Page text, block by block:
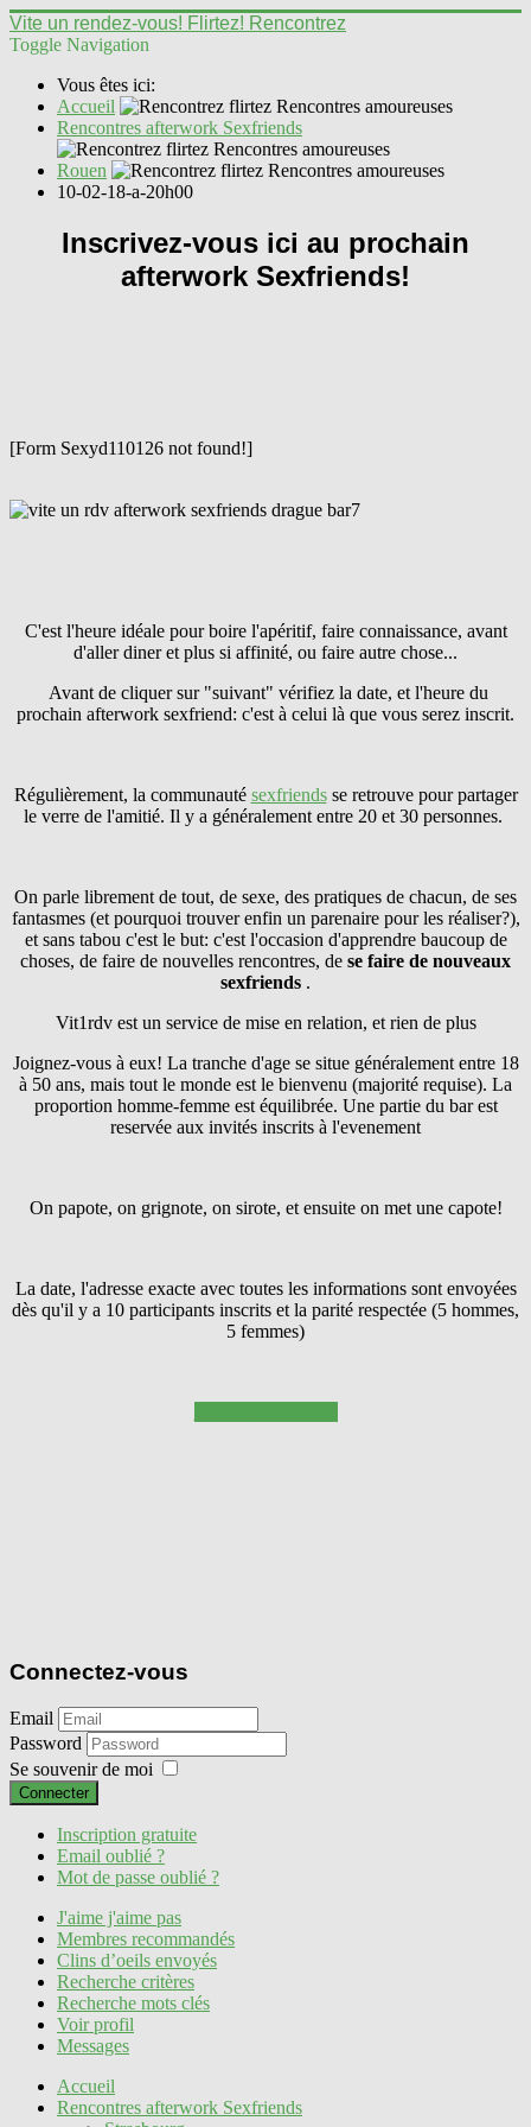
Vite un rendez-vous! Flirtez! Rencontrez
Toggle Navigation
Vous êtes ici:
Accueil
Rencontres afterwork Sexfriends
Rouen
10-02-18-a-20h00
Inscrivez-vous ici au prochain
afterwork Sexfriends!
[Form Sexyd110126 not found!]
C'est l'heure idéale pour boire l'apéritif, faire connaissance, avant
d'aller diner et plus si affinité, ou faire autre chose...
Avant de cliquer sur "suivant" vérifiez la date, et l'heure du
prochain afterwork sexfriend: c'est à celui là que vous serez inscrit.
Régulièrement, la communauté sexfriendsse retrouve pour partager
le verre de l'amitié. Il y a généralement entre 20 et 30 personnes.
On parle librement de tout, de sexe, des pratiques de chacun, de ses
fantasmes (et pourquoi trouver enfin un parenaire pour les réaliser?),
et sans tabou c'est le but: c'est l'occasion d'apprendre baucoup de
choses, de faire de nouvelles rencontres, de se faire de nouveaux
sexfriends .
Vit1rdv est un service de mise en relation, et rien de plus
Joignez-vous à eux! La tranche d'age se situe généralement entre 18
à 50 ans, mais tout le monde est le bienvenu (majorité requise). La
proportion homme-femme est équilibrée. Une partie du bar est
reservée aux invités inscrits à l'evenement
On papote, on grignote, on sirote, et ensuite on met une capote!
La date, l'adresse exacte avec toutes les informations sont envoyées
dès qu'il y a 10 participants inscrits et la parité respectée (5 hommes,
5 femmes)
Connectez-vous
Email
Password
Se souvenir de moi
Connecter
Inscription gratuite
Email oublié ?
Mot de passe oublié ?
J'aime j'aime pas
Membres recommandés
Clins d’oeils envoyés
Recherche critères
Recherche mots clés
Voir profil
Messages
Accueil
Rencontres afterwork Sexfriends